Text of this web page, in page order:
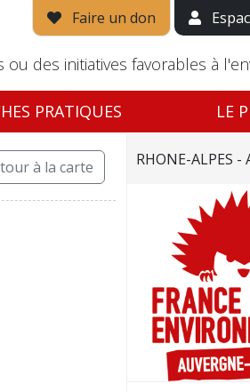
Faire un don
ou des initiatives favorables à
PRATIQUES LE
à la carte RHONE-ALPES -